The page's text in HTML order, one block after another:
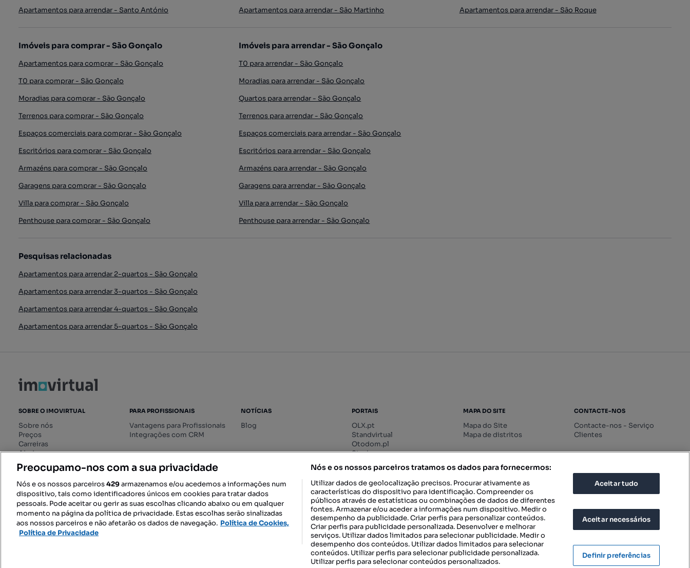
Apartamentos para arrendar - Santo António
Apartamentos para arrendar - São Martinho Apartamentos para arrendar - São Roque
Imóveis para comprar - São Gonçalo
Apartamentos para comprar - São Gonçalo
T0 para comprar - São Gonçalo
Moradias para comprar - São Gonçalo
Terrenos para comprar - São Gonçalo
Espaços comerciais para comprar - São Gonçalo
Escritórios para comprar - São Gonçalo
Armazéns para comprar - São Gonçalo
Garagens para comprar - São Gonçalo
Villa para comprar - São Gonçalo
Penthouse para comprar - São Gonçalo
Imóveis para arrendar - São Gonçalo
T0 para arrendar - São Gonçalo
Moradias para arrendar - São Gonçalo
Quartos para arrendar - São Gonçalo
Terrenos para arrendar - São Gonçalo
Espaços comerciais para arrendar - São Gonçalo
Escritórios para arrendar - São Gonçalo
Armazéns para arrendar - São Gonçalo
Garagens para arrendar - São Gonçalo
Villa para arrendar - São Gonçalo
Penthouse para arrendar - São Gonçalo
Pesquisas relacionadas
Apartamentos para arrendar 2-quartos - São Gonçalo
Apartamentos para arrendar 3-quartos - São Gonçalo
Apartamentos para arrendar 4-quartos - São Gonçalo
Apartamentos para arrendar 5-quartos - São Gonçalo
SOBRE O IMOVIRTUAL
Sobre nós
Preços
Carreiras
Ajuda
Livro de Reclamações online
Regulamento dos Serviços
Digitais
PARA PROFISSIONAIS
Vantagens para Profissionais
Integrações com CRM
NOTÍCIAS
Blog
PORTAIS
OLX.pt
Standvirtual
Otodom.pl
Storia.ro
MAPA DO SITE
Mapa do Site
Mapa de distritos
CONTACTE-NOS
Contacte-nos - Serviço
Clientes
SIGA-NOS: DESCARREGAR NA:
Preocupamo-nos com a sua privacidade
Nós e os nossos parceiros429armazenamos e/ou acedemos a informações num
dispositivo, tais como identificadores únicos em cookies para tratar dados
pessoais. Pode aceitar ou gerir as suas escolhas clicando abaixo ou em qualquer
momento na página da política de privacidade. Estas escolhas serão sinalizadas
aos nossos parceiros e não afetarão os dados de navegação. Política de Cookies,
Política de Privacidade
Nós e os nossos parceiros tratamos os dados para fornecermos:
Utilizar dados de geolocalização precisos. Procurar ativamente as
características do dispositivo para identificação. Compreender os
públicos através de estatísticas ou combinações de dados de diferentes
fontes. Armazenar e/ou aceder a informações num dispositivo. Medir o
desempenho da publicidade. Criar perfis para personalizar conteúdos.
Criar perfis para publicidade personalizada. Desenvolver e melhorar
serviços. Utilizar dados limitados para selecionar publicidade. Medir o
desempenho dos conteúdos. Utilizar dados limitados para selecionar
conteúdos. Utilizar perfis para selecionar publicidade personalizada.
Utilizar perfis para selecionar conteúdos personalizados.
Aceitar tudo
Aceitar necessários
Definir preferências